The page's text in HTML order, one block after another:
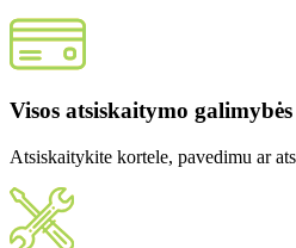
Visos atsiskaitymo galimybės
Atsiskaitykite kortele, pavedimu ar